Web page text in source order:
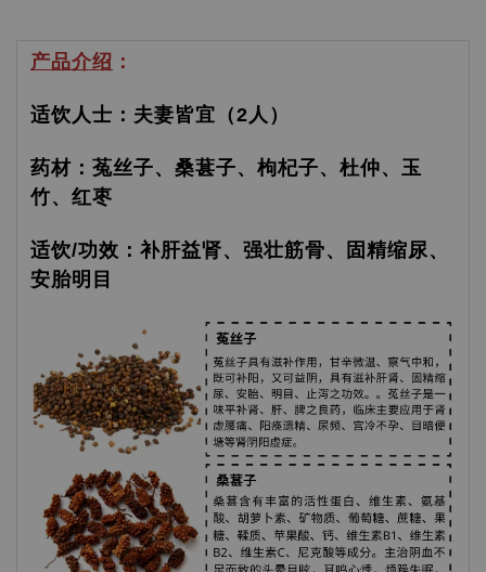
产品介绍 ：
适饮人士：夫妻皆宜（2人）
药材：菟丝子、桑葚子、枸杞子、杜仲、玉
竹、红枣
适饮/功效：补肝益肾、强壮筋骨、固精缩尿、
安胎明目